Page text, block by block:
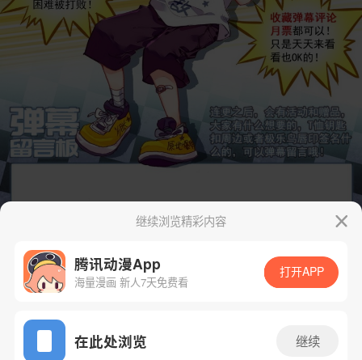
App免费看
下一话
继续浏览精彩内容
腾讯动漫App
海量漫画 新人7天免费看
打开APP
在此处浏览 继续